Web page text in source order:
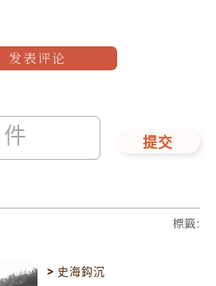
发表评论
提交
標籤:
> 史海鈎沉